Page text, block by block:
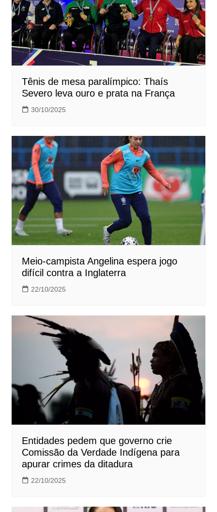
Tênis de mesa paralímpico: Thaís
Severo leva ouro e prata na França
30/10/2025
Meio-campista Angelina espera jogo
difícil contra a Inglaterra
22/10/2025
Entidades pedem que governo crie
Comissão da Verdade Indígena para
apurar crimes da ditadura
22/10/2025